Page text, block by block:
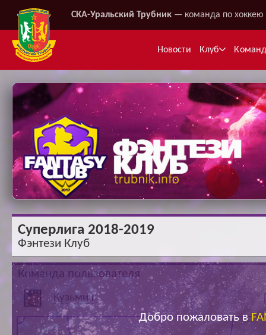
СКА-Уральский Трубник — команда по хоккею
Новости Клуб
Суперлига 2018-2019
Фэнтези Клуб
Добро пожаловать в
Команда пользователя
Кузьмич